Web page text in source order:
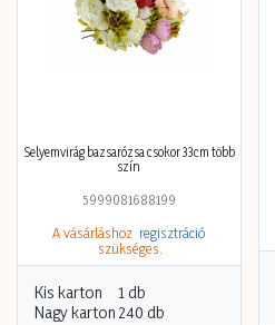
Selyemvirág bazsarózsa csokor 33cm több
szín
5999081688199
A vásárláshoz regisztráció
szükséges.
Kis karton
1 db
Nagy karton 240 db